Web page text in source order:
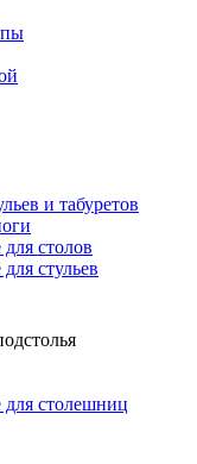
и табуретов
столов
стульев
столешниц